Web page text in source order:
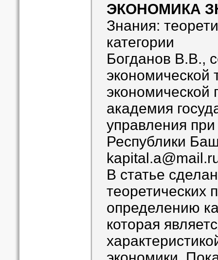
ЭКОНОМИКА
Знания:
категории
Богданов В.В.,
экономической
экономической
академия
управления
Республики
В статье
теоретических
определению
которая